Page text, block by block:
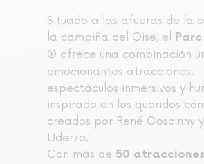
Situado a las afueras de la
la campiña del Oise, el
® ofrece una combinación
emocionantes atracciones,
espectáculos inmersivos y
inspirado en los queridos
creados por René Goscinny
Uderzo.
Con más de 50 atracciones